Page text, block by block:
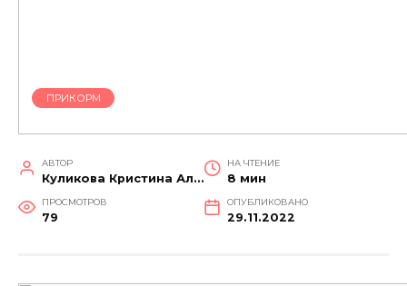
ПРИКОРМ
АВТОР
Куликова Кристина Александровна
НА ЧТЕНИЕ
8 мин
ПРОСМОТРОВ
79
ОПУБЛИКОВАНО
29.11.2022